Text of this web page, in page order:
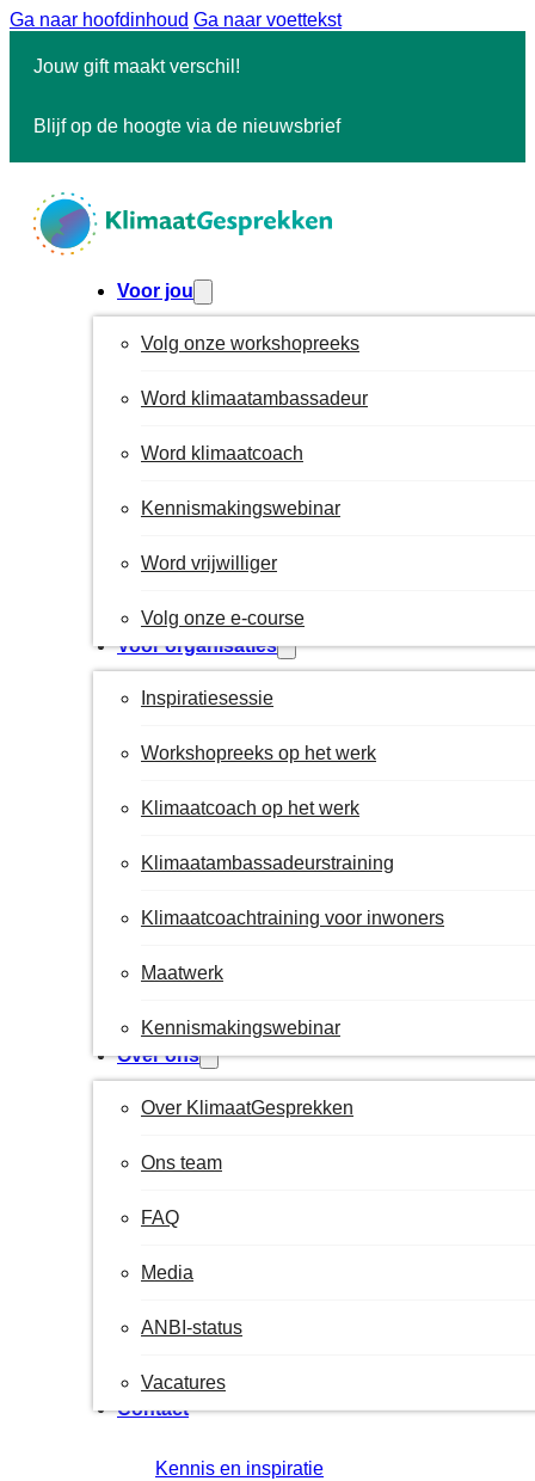
Ga naar hoofdinhoud Ga naar voettekst
Jouw gift maakt verschil!
Blijf op de hoogte via de nieuwsbrief
Voor jou
Volg onze workshopreeks
Word klimaatambassadeur
Word klimaatcoach
Kennismakingswebinar
Word vrijwilliger
Volg onze e-course
Voor organisaties
Inspiratiesessie
Workshopreeks op het werk
Klimaatcoach op het werk
Klimaatambassadeurstraining
Klimaatcoachtraining voor inwoners
Maatwerk
Kennismakingswebinar
Over ons
Over KlimaatGesprekken
Ons team
FAQ
Media
ANBI-status
Vacatures
Contact
Kennis en inspiratie